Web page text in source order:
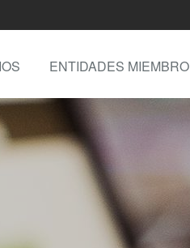
ENTIDADES MIEMBRO